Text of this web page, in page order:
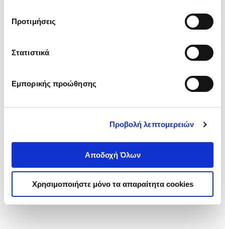
Προτιμήσεις
Στατιστικά
Εμπορικής προώθησης
Προβολή λεπτομερειών
Αποδοχή Όλων
Χρησιμοποιήστε μόνο τα απαραίτητα cookies